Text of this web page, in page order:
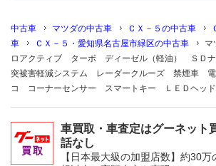
中古車 マツダの中古車 ＣＸ－５の中古車
車
ＣＸ－５・愛知県名古屋市緑区の中古車
マ
ロアクティブ ターボ ディーゼル（軽油） ＳＤ
突被害軽減システム レーダークルーズ 禁煙車
コ コーナーセンサー スマートキー ＬＥＤヘッ
車買取・車査定はグーネッ
話なし
【日本最大級の加盟店数】約30